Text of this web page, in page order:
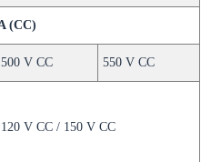
(CC)
500 V CC 550 V CC
120 V CC / 150 V CC